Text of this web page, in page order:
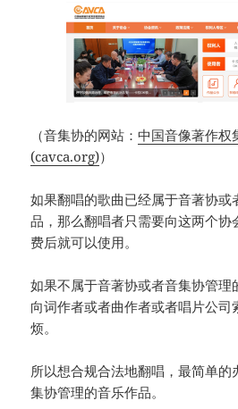
（音集协的网站：中国音像著作权
(cavca.org)）
如果翻唱的歌曲已经属于音著协或
品，那么翻唱者只需要向这两个协
费后就可以使用。
如果不属于音著协或者音集协管理
向词作者或者曲作者或者唱片公司
烦。
所以想合规合法地翻唱，最简单
集协管理的音乐作品。